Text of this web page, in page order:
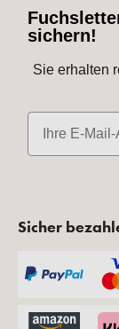
sichern!
Sie erhalten
E-Mail
Sicher